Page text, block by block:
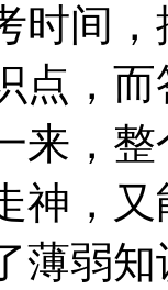
时间
点，
来，
神，
薄弱